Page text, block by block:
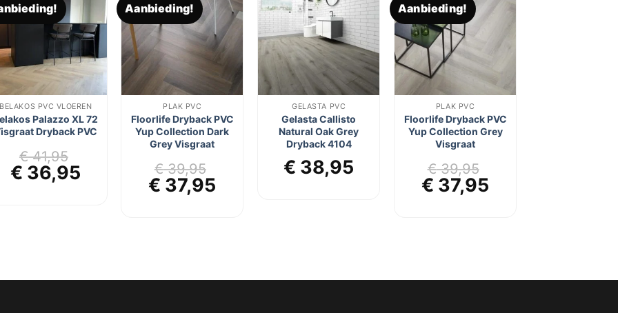
Toevoegen
aan
verlanglijst
BELAKOS PVC VLOEREN
Palazzo XL 72
Dryback PVC
€41,95
Oorspronkelijke
prijs
€ 36,95
Aanbieding!Toevoegen
aan
verlanglijst
PLAK PVC
Floorlife Dryback PVC
Yup Collection Dark
Grey Visgraat
€39,95
Oorspronkelijke
prijs
€ 37,95
Toevoegen
aan
verlanglijst
GELASTA PVC
Gelasta Callisto
Natural Oak Grey
Dryback 4104
€ 38,95
Aanbieding!Toevoegen
verlanglijst
PLAK PVC
Floorlife Dryback PVC
Yup Collection Grey
Visgraat
€39,95
Oorspronkelijke
prijs
€ 37,95